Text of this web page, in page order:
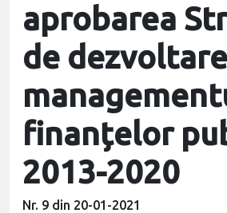
aprobarea
de
finanțelor
2013-2020
Nr. 9 din 20-01-2021